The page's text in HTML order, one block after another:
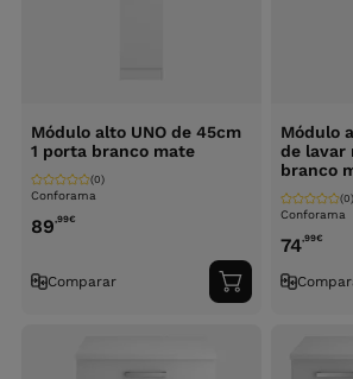
Módulo alto UNO de 45cm
1 porta branco mate
Conforama
(0)
89,99€
Comparar
Adicionar
ao
Módulo
de lavar
branco
Conforama
(0)
74,99€